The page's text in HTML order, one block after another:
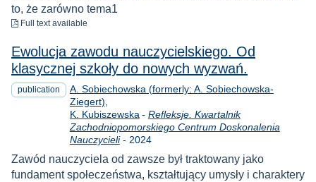
to, że zarówno tema1
Full text available
Ewolucja zawodu nauczycielskiego. Od
klasycznej szkoły do nowych wyzwań.
publication
A. Sobiechowska (formerly: A. Sobiechowska-
Ziegert)
K. Kubiszewska - Refleksje. Kwartalnik
Zachodniopomorskiego Centrum Doskonalenia
Nauczycieli- Year
2024
Zawód nauczyciela od zawsze był traktowany jako
fundament społeczeństwa, kształtujący umysły i charaktery